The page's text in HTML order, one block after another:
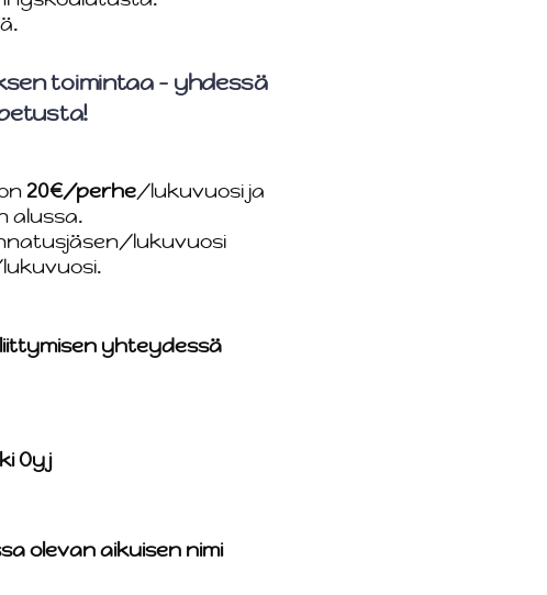
toimintaa - yhdessä
20€/perhe/lukuvuosi ja
alussa.
lukuvuosi
yhteydessä
Oyj
olevan aikuisen nimi